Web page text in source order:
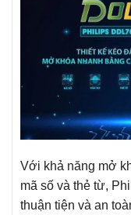
Với khả năng mở
mã số và thẻ từ,
thuận tiện và an